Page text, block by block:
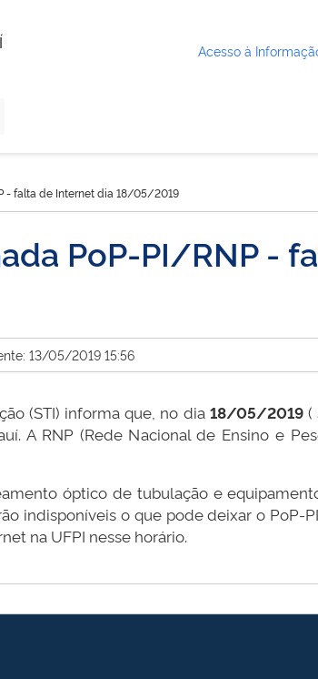
Acesso à
- falta de Internet dia 18/05/2019
PoP-PI/RNP -
13/05/2019 15:56
(STI) informa que, no dia 18/05/2019(
A RNP (Rede Nacional de Ensino e
óptico de tubulação e
indisponíveis o que pode deixar o PoP-
na UFPI nesse horário.